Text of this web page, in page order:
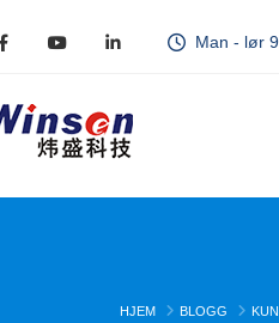
Man - lør
HJEM BLOGG